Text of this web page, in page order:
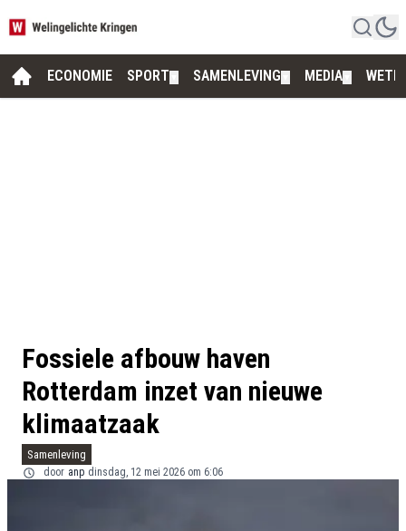
ECONOMIE SPORT SAMENLEVING MEDIA
Fossiele afbouw haven
Rotterdam inzet van nieuwe
klimaatzaak
Samenleving
door anp dinsdag, 12 mei 2026 om 6:06